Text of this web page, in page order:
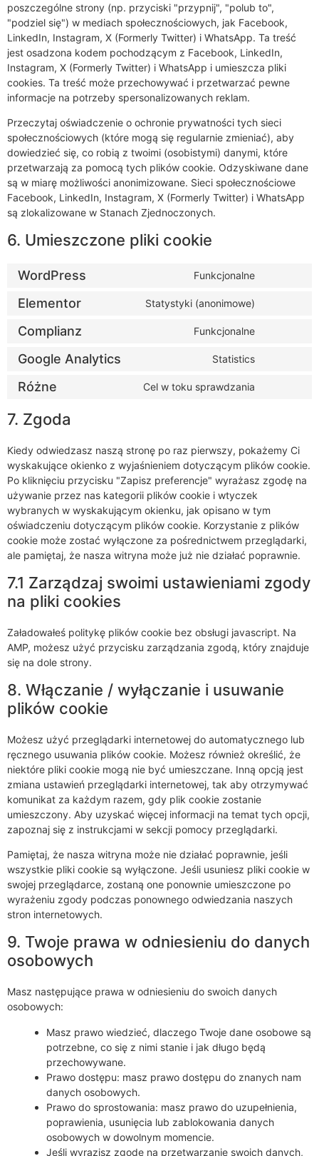
poszczególne strony (np. przyciski "przypnij", "polub to",
"podziel się") w mediach społecznościowych, jak Facebook,
LinkedIn, Instagram, X (Formerly Twitter) i WhatsApp. Ta treść
jest osadzona kodem pochodzącym z Facebook, LinkedIn,
Instagram, X (Formerly Twitter) i WhatsApp i umieszcza pliki
cookies. Ta treść może przechowywać i przetwarzać pewne
informacje na potrzeby spersonalizowanych reklam.
Przeczytaj oświadczenie o ochronie prywatności tych sieci
społecznościowych (które mogą się regularnie zmieniać), aby
dowiedzieć się, co robią z twoimi (osobistymi) danymi, które
przetwarzają za pomocą tych plików cookie. Odzyskiwane dane
są w miarę możliwości anonimizowane. Sieci społecznościowe
Facebook, LinkedIn, Instagram, X (Formerly Twitter) i WhatsApp
są zlokalizowane w Stanach Zjednoczonych.
6. Umieszczone pliki cookie
WordPress Funkcjonalne
Elementor Statystyki (anonimowe)
Complianz Funkcjonalne
Google Analytics Statistics
Różne Cel w toku sprawdzania
7. Zgoda
Kiedy odwiedzasz naszą stronę po raz pierwszy, pokażemy Ci
wyskakujące okienko z wyjaśnieniem dotyczącym plików cookie.
Po kliknięciu przycisku "Zapisz preferencje" wyrażasz zgodę na
używanie przez nas kategorii plików cookie i wtyczek
wybranych w wyskakującym okienku, jak opisano w tym
oświadczeniu dotyczącym plików cookie. Korzystanie z plików
cookie może zostać wyłączone za pośrednictwem przeglądarki,
ale pamiętaj, że nasza witryna może już nie działać poprawnie.
7.1 Zarządzaj swoimi ustawieniami zgody
na pliki cookies
Załadowałeś politykę plików cookie bez obsługi javascript. Na
AMP, możesz użyć przycisku zarządzania zgodą, który znajduje
się na dole strony.
8. Włączanie / wyłączanie i usuwanie
plików cookie
Możesz użyć przeglądarki internetowej do automatycznego lub
ręcznego usuwania plików cookie. Możesz również określić, że
niektóre pliki cookie mogą nie być umieszczane. Inną opcją jest
zmiana ustawień przeglądarki internetowej, tak aby otrzymywać
komunikat za każdym razem, gdy plik cookie zostanie
umieszczony. Aby uzyskać więcej informacji na temat tych opcji,
zapoznaj się z instrukcjami w sekcji pomocy przeglądarki.
Pamiętaj, że nasza witryna może nie działać poprawnie, jeśli
wszystkie pliki cookie są wyłączone. Jeśli usuniesz pliki cookie w
swojej przeglądarce, zostaną one ponownie umieszczone po
wyrażeniu zgody podczas ponownego odwiedzania naszych
stron internetowych.
9. Twoje prawa w odniesieniu do danych
osobowych
Masz następujące prawa w odniesieniu do swoich danych
osobowych:
Masz prawo wiedzieć, dlaczego Twoje dane osobowe są
potrzebne, co się z nimi stanie i jak długo będą
przechowywane.
Prawo dostępu: masz prawo dostępu do znanych nam
danych osobowych.
Prawo do sprostowania: masz prawo do uzupełnienia,
poprawienia, usunięcia lub zablokowania danych
osobowych w dowolnym momencie.
Jeśli wyrazisz zgodę na przetwarzanie swoich danych,